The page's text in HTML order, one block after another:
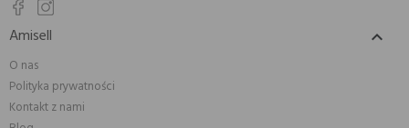
Amisell 
O nas
Polityka prywatności
Kontakt z nami